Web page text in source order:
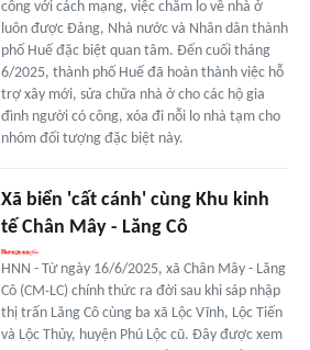
công với cách mạng, việc chăm lo về nhà ở
luôn được Đảng, Nhà nước và Nhân dân thành
phố Huế đặc biệt quan tâm. Đến cuối tháng
6/2025, thành phố Huế đã hoàn thành việc hỗ
trợ xây mới, sửa chữa nhà ở cho các hộ gia
đình người có công, xóa đi nỗi lo nhà tạm cho
nhóm đối tượng đặc biệt này.
Xã biển 'cất cánh' cùng Khu kinh
tế Chân Mây - Lăng Cô
HNN - Từ ngày 16/6/2025, xã Chân Mây - Lăng
Cô (CM‑LC) chính thức ra đời sau khi sáp nhập
thị trấn Lăng Cô cùng ba xã Lộc Vĩnh, Lộc Tiến
và Lộc Thủy, huyện Phú Lộc cũ. Đây được xem